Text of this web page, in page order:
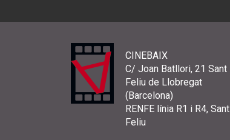
CINEBAIX
C/ Joan Batllori, 21 Sant
Feliu de Llobregat
(Barcelona)
RENFE línia R1 i R4, Sant
Feliu